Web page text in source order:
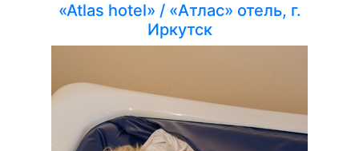
«Atlas hotel» / «Атлас» отель, г.
Иркутск